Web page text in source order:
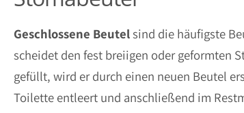
Geschlossene Beutelsind die häufigste
scheidet den fest breiigen oder geformten
gefüllt, wird er durch einen neuen Beutel
Toilette entleert und anschließend im